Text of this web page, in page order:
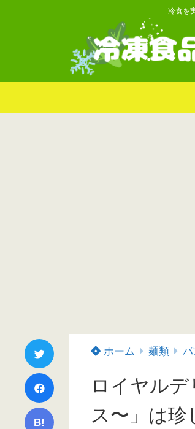
冷食を
B!
ホーム 麺類 パ
ロイヤル
ス〜」は珍